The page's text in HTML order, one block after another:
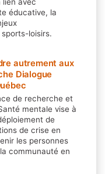
éducative, la
loisirs.
autrement aux
Dialogue
de recherche et
mentale vise à
de
de crise en
les personnes
communauté en